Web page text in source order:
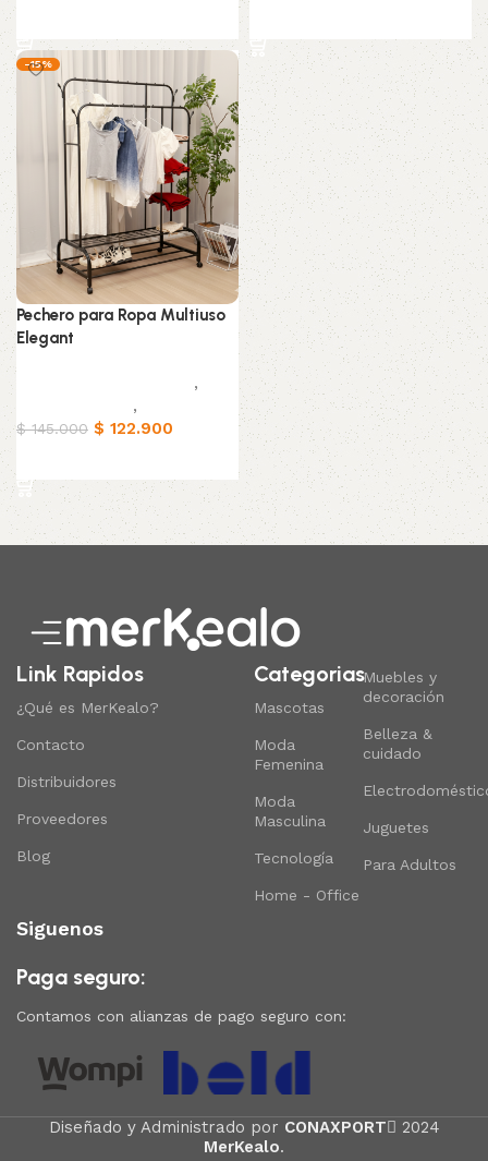
-15%
Pechero para Ropa Multiuso
Elegant
,
,
$145.000 $ 122.900
Link Rapidos
¿Qué es MerKealo?
Contacto
Distribuidores
Proveedores
Blog
Categorias
Mascotas
Moda
Femenina
Moda
Masculina
Tecnología
Home - Office
Muebles y
decoración
Belleza &
cuidado
Juguetes
Para Adultos
Siguenos
Paga seguro:
Contamos con alianzas de pago seguro con:
Diseñado y Administrado por CONAXPORT
2024
MerKealo.